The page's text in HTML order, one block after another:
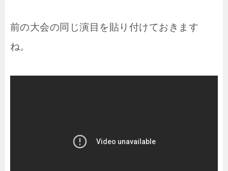
前の大会の同じ演目を貼り付けておきます
ね。